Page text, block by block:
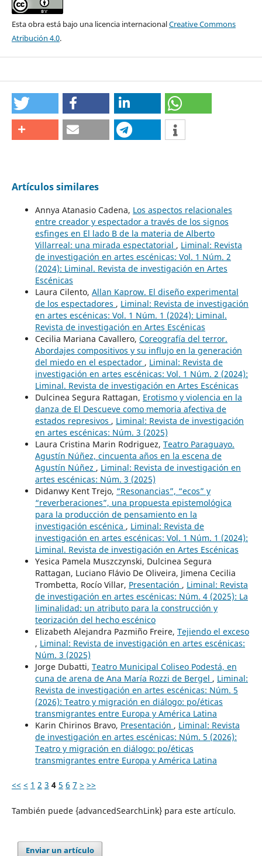
Esta obra está bajo una licencia internacionalCreative Commons
Atribución 4.0.
Artículos similares
Annya Atanasio Cadena, Los aspectos relacionales
entre creador y espectador a través de los signos
esfinges en El lado B de la materia de Alberto
Villarreal: una mirada espectatorial , Liminal: Revista
de investigación en artes escénicas: Vol. 1 Núm. 2
(2024): Liminal. Revista de investigación en Artes
Escénicas
Laura Cilento, Allan Kaprow. El diseño experimental
de los espectadores , Liminal: Revista de investigación
en artes escénicas: Vol. 1 Núm. 1 (2024): Liminal.
Revista de investigación en Artes Escénicas
Cecilia Mariana Cavallero, Coreografía del terror.
Abordajes compositivos y su influjo en la generación
del miedo en el espectador , Liminal: Revista de
investigación en artes escénicas: Vol. 1 Núm. 2 (2024):
Liminal. Revista de investigación en Artes Escénicas
Dulcinea Segura Rattagan, Erotismo y violencia en la
danza de El Descueve como memoria afectiva de
estados represivos , Liminal: Revista de investigación
en artes escénicas: Núm. 3 (2025)
Laura Cristina Marin Rodriguez, Teatro Paraguayo.
Agustín Núñez, cincuenta años en la escena de
Agustín Núñez , Liminal: Revista de investigación en
artes escénicas: Núm. 3 (2025)
Didanwy Kent Trejo, “Resonancias”, “ecos” y
“reverberaciones”, una propuesta epistemológica
para la producción de pensamiento en la
investigación escénica , Liminal: Revista de
investigación en artes escénicas: Vol. 1 Núm. 1 (2024):
Liminal. Revista de investigación en Artes Escénicas
Yesica Pamela Muszczynski, Dulcinea Segura
Rattagan, Luciano Flávio De Oliveira, Jimena Cecilia
Trombetta, Rocío Villar, Presentación , Liminal: Revista
de investigación en artes escénicas: Núm. 4 (2025): La
liminalidad: un atributo para la construcción y
teorización del hecho escénico
Elizabeth Alejandra Pazmiño Freire, Tejiendo el exceso
, Liminal: Revista de investigación en artes escénicas:
Núm. 3 (2025)
Jorge Dubatti, Teatro Municipal Coliseo Podestá, en
cuna de arena de Ana María Rozzi de Bergel , Liminal:
Revista de investigación en artes escénicas: Núm. 5
(2026): Teatro y migración en diálogo: po/éticas
transmigrantes entre Europa y América Latina
Karin Chirinos Bravo, Presentación , Liminal: Revista
de investigación en artes escénicas: Núm. 5 (2026):
Teatro y migración en diálogo: po/éticas
transmigrantes entre Europa y América Latina
<< < 1 2 3 4 5 6 7 > >>
También puede {advancedSearchLink} para este artículo.
Enviar un artículo